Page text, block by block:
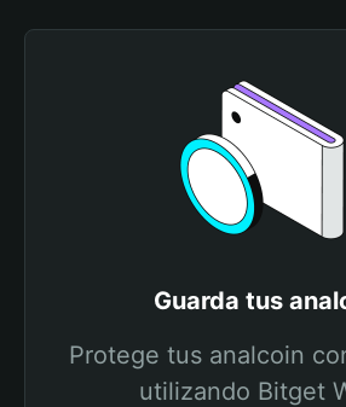
Guarda tus
Protege tus analcoin
utilizando Bitget